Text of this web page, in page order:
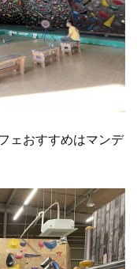
ェおすすめはマンデ